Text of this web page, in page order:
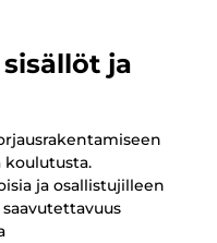
ja
koulutusta.
ja osallistujilleen